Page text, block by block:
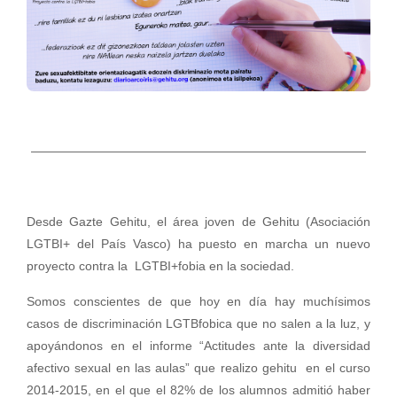
———————————————————————————
Desde Gazte Gehitu, el área joven de Gehitu (Asociación
LGTBI+ del País Vasco) ha puesto en marcha un nuevo
proyecto contra la LGTBI+fobia en la sociedad.
Somos conscientes de que hoy en día hay muchísimos
casos de discriminación LGTBfobica que no salen a la luz, y
apoyándonos en el informe “Actitudes ante la diversidad
afectivo sexual en las aulas” que realizo gehitu en el curso
2014-2015, en el que el 82% de los alumnos admitió haber